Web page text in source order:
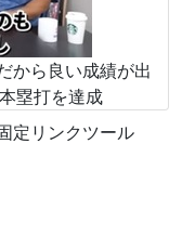
から良い成績が出
塁打を達成
定リンクツール